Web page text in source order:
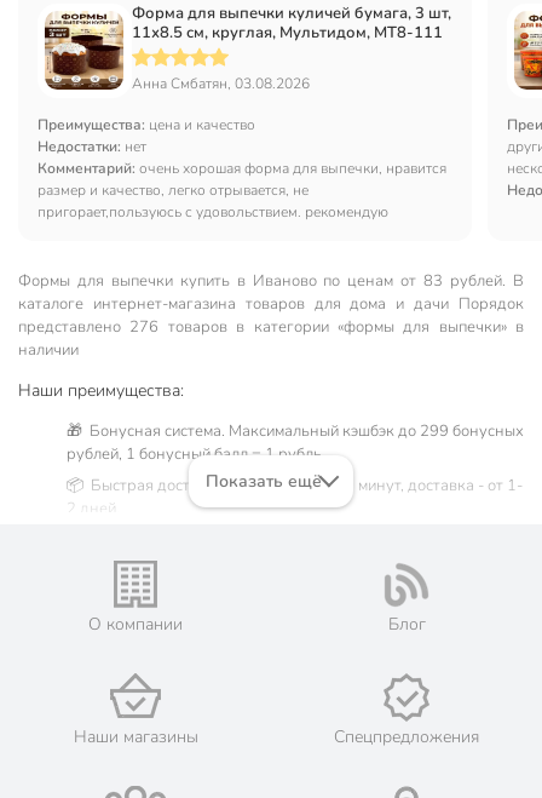
Форма для выпечки куличей бумага, 3 шт,
11х8.5 см, круглая, Мультидом, МТ8-111
Анна Смбатян, 03.08.2026
Преимущества: цена и качество
Недостатки: нет
Комментарий: очень хорошая форма для выпечки, нравится
размер и качество, легко отрывается, не
пригорает,пользуюсь с удовольствием. рекомендую
Формы для выпечки купить в Иваново по ценам от 83 рублей. В
каталоге интернет-магазина товаров для дома и дачи Порядок
представлено 276 товаров в категории «формы для выпечки» в
наличии
Наши преимущества:
🎁 Бонусная система. Максимальный кэшбэк до 299 бонусных
рублей, 1 бонусный балл = 1 рубль.
📦 Быстрая доставка. Самовывоз от 60 минут, доставка - от 1-
2 дней.
Жители Ивановской области могут сделать заказ и оплатить
его онлайн на официальном сайте сети магазинов Порядок.
Мы предлагаем бесплатную курьерскую доставку для товара
«формы для выпечки» при заказе от 3000 рублей в такие
Лежнево, Приволжск, Родники, Тейково, Фурманов, Шуя, а
также Владимир.
💳 Оплата: онлайн на сайте интернет-гипермаркета или
🛍 Скидки, акции, распродажи каждый день!
Показать ещё
О компании Блог
Наши магазины Спецпредложения